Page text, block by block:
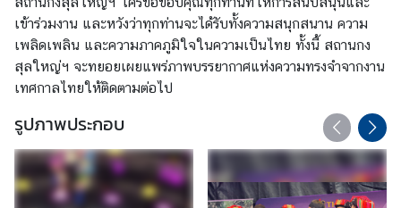
ร
ะ
ช
า
ม
พั
น
ธ์
เข้าร่วมงาน และหวังว่าทุกท่านจะได้รับทั้งความสนุกสนาน ความ
เพลิดเพลิน และความภาคภูมิใจในความเป็นไทย ทั้งนี้ สถานกง
สุลใหญ่ฯ จะทยอยเผยแพร่ภาพบรรยากาศแห่งความทรงจำจากงาน
เทศกาลไทยให้ติดตามต่อไป
รูปภาพประกอบ